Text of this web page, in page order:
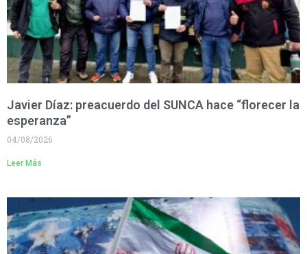
Javier Díaz: preacuerdo del SUNCA hace “florecer la
esperanza”
04/08/2026
Leer Más